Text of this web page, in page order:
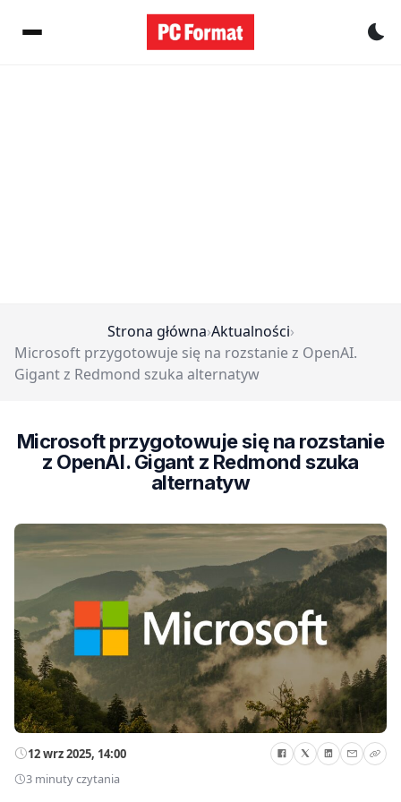
Strona główna›Aktualności›
Microsoft przygotowuje się na rozstanie z OpenAI.
Gigant z Redmond szuka alternatyw
Microsoft przygotowuje się na rozstanie
z OpenAI. Gigant z Redmond szuka
alternatyw
12 wrz 2025, 14:00
3 minuty czytania